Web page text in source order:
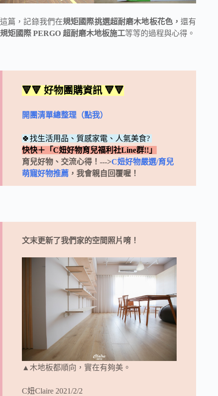
這篇，記錄我們在規矩國際挑選超耐磨木地板花色，還有
規矩國際 PERGO 超耐磨木地板施工等等的過程與心得。
🔻🔻 好物團購資訊 🔻🔻
開團清單總整理（點我）
🍀找生活用品、質感家電、人氣美食?
快快＋「C妞好物育兒福利社Line群!!」
育兒好物、交流心得！--->C妞好物嚴選/育兒
萌寵好物推薦 ，我會親自回覆喔！
文末更新了我們家的空間照片唷！
▲木地板都順向，實在有夠美。
C妞Claire 2021/2/2